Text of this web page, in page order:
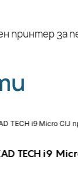
TECH i9